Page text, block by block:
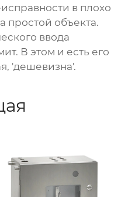
в плохо
простой объекта.
ввода
В этом и есть его
'дешевизна'.